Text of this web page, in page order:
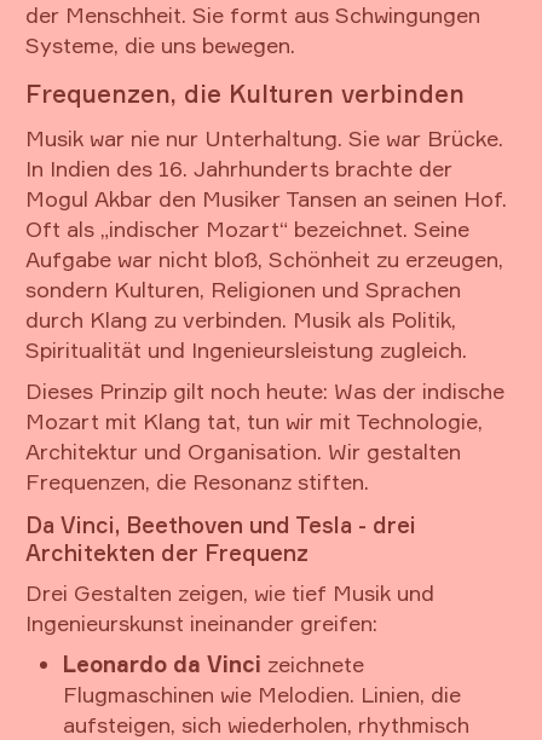
der Menschheit. Sie formt aus Schwingungen
Systeme, die uns bewegen.
Frequenzen, die Kulturen verbinden
Musik war nie nur Unterhaltung. Sie war Brücke.
In Indien des 16. Jahrhunderts brachte der
Mogul Akbar den Musiker Tansen an seinen Hof.
Oft als „indischer Mozart“ bezeichnet. Seine
Aufgabe war nicht bloß, Schönheit zu erzeugen,
sondern Kulturen, Religionen und Sprachen
durch Klang zu verbinden. Musik als Politik,
Spiritualität und Ingenieursleistung zugleich.
Dieses Prinzip gilt noch heute: Was der indische
Mozart mit Klang tat, tun wir mit Technologie,
Architektur und Organisation. Wir gestalten
Frequenzen, die Resonanz stiften.
Da Vinci, Beethoven und Tesla - drei
Architekten der Frequenz
Drei Gestalten zeigen, wie tief Musik und
Ingenieurskunst ineinander greifen:
Leonardo da Vinci zeichnete
Flugmaschinen wie Melodien. Linien, die
aufsteigen, sich wiederholen, rhythmisch